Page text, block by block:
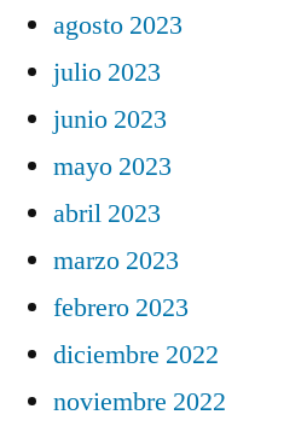
agosto 2023
julio 2023
junio 2023
mayo 2023
abril 2023
marzo 2023
febrero 2023
diciembre 2022
noviembre 2022